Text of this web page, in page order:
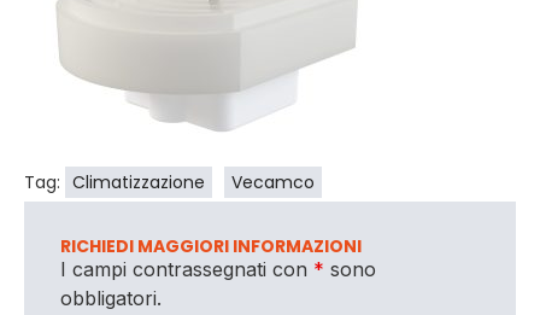
Tag: Climatizzazione Vecamco
RICHIEDI MAGGIORI INFORMAZIONI
I campi contrassegnati con * sono
obbligatori.